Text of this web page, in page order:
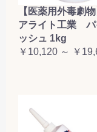
【医薬用外毒劇
アライト工業 パ
ッシュ 1kg
￥10,120 ～ ￥